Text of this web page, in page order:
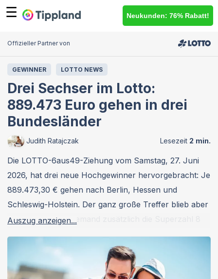
☰ Neukunden: 76% Rabatt!
Offizieller Partner von
GEWINNER LOTTO NEWS
Drei Sechser im Lotto:
889.473 Euro gehen in drei
Bundesländer
Judith Ratajczak
Die LOTTO-6aus49-Ziehung vom Samstag, 27. Juni
2026, hat drei neue Hochgewinner hervorgebracht: Je
889.473,30 € gehen nach Berlin, Hessen und
Schleswig-Holstein. Der ganz große Treffer blieb aber
erneut aus. Weil niemand zusätzlich die Superzahl 8
Folge unbesetzt. Für die nächste Ziehung am Mittwoch
wartet damit weiter […]
Auszug anzeigen...